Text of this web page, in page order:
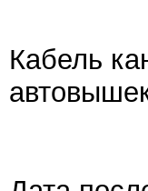
Кабель